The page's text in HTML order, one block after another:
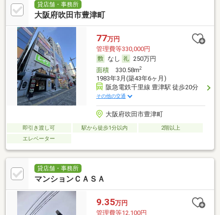
貸店舗・事務所
大阪府吹田市豊津町
77万円
管理費等330,000円
なし
250万円
面積330.58m2
1983年3月(築43年6ヶ月)
阪急電鉄千里線 豊津駅 徒歩20分
その他の交通
大阪府吹田市豊津町
即引き渡し可 駅から徒歩1分以内
2階以上
エレベーター
貸店舗・事務所
マンションＣＡＳＡ
9.35万円
管理費等12,100円